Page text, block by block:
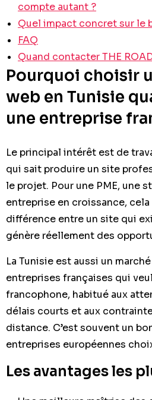
compte autant ?
Quel impact concret sur le
FAQ
Quand contacter THE
Pourquoi choisir
web en Tunisie
une entreprise
Le principal intérêt est de
qui sait produire un site
le projet. Pour une PME, une
entreprise en croissance,
différence entre un site qui
génère réellement des
La Tunisie est aussi un
entreprises françaises qui
francophone, habitué aux
délais courts et aux
distance. C’est souvent un
entreprises européennes
Les avantages les